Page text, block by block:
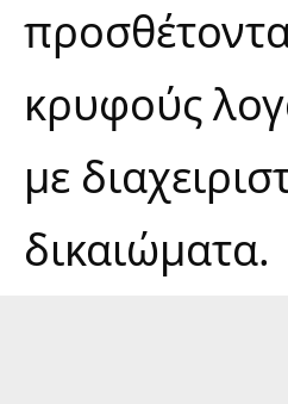
κρυφούς
με
δικαιώματα.